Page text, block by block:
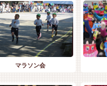
マラソン会